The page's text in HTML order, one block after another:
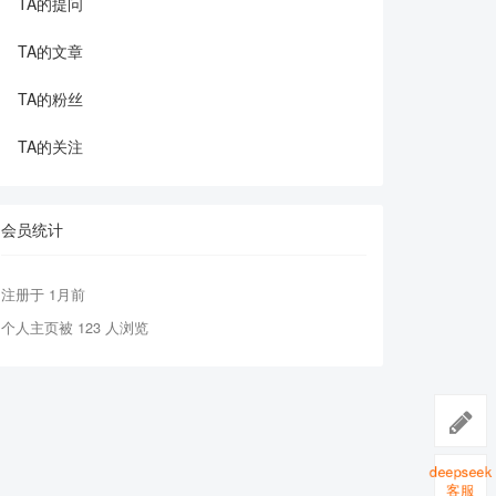
TA的文章
TA的粉丝
TA的关注
会员统计
注册于 1月前
个人主页被 123 人浏览
deepseek
客服